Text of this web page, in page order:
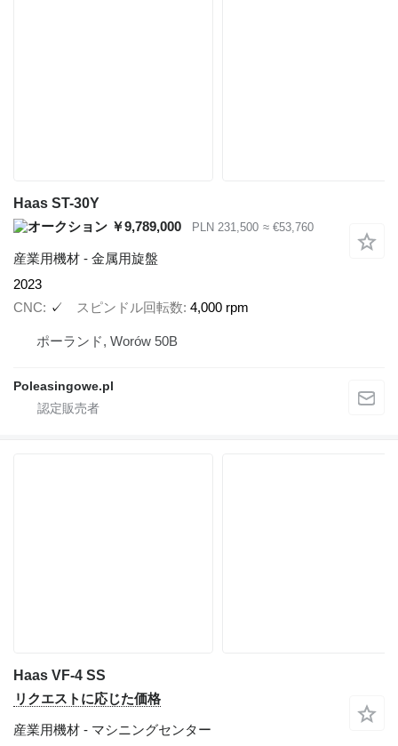
Haas ST-30Y
￥9,789,000
PLN 231,500 ≈ €53,760
産業用機材 - 金属用旋盤
2023
CNC
✓ スピンドル回転数 4,000 rpm
ポーランド, Worów 50B
Poleasingowe.pl
Haas VF-4 SS
リクエストに応じた価格
産業用機材 - マシニングセンター